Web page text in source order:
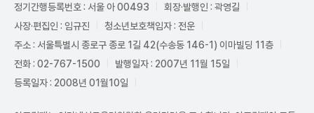
정기간행등록번호 : 서울 아 00493
회장·발행인 : 곽영길
사장·편집인 : 임규진
청소년보호책임자 : 전운
주소 : 서울특별시 종로구 종로 1길 42(수송동 146-1) 이마빌딩 11층
전화 : 02-767-1500
발행일자 : 2007년 11월 15일
등록일자 : 2008년 01월10일